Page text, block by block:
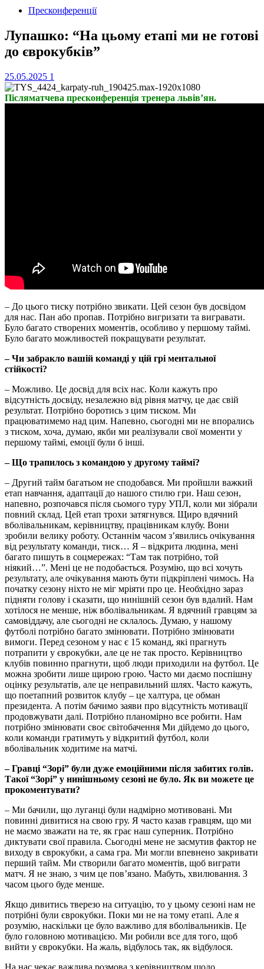
Пресконференції
Лупашко: “На цьому етапі ми не готові
до єврокубків”
25.05.2025 1
Післяматчева пресконференція тренера львів’ян.
– До цього тиску потрібно звикати. Цей сезон був досвідом
для нас. Пан або пропав. Потрібно вигризати та вигравати.
Було багато створених моментів, особливо у першому таймі.
Було багато можливостей покращувати результат.
– Чи забракло вашій команді у цій грі ментальної
стійкості?
– Можливо. Це досвід для всіх нас. Коли кажуть про
відсутність досвіду, незалежно від рівня матчу, це дає свій
результат. Потрібно боротись з цим тиском. Ми
працюватимемо над цим. Напевно, сьогодні ми не впорались
з тиском, хоча, думаю, якби ми реалізували свої моменти у
першому таймі, емоції були б інші.
– Що трапилось з командою у другому таймі?
– Другий тайм багатьом не сподобався. Ми пройшли важкий
етап навчання, адаптації до нашого стилю гри. Наш сезон,
напевно, розпочався після сьомого туру УПЛ, коли ми зібрали
повний склад. Цей етап трохи затягнувся. Щиро вдячний
вболівальникам, керівництву, працівникам клубу. Вони
зробили велику роботу. Останнім часом з’явились очікування
від результату команди, тиск… Я – відкрита людина, мені
багато пишуть в соцмережах: “Там так потрібно, той
ніякий…”. Мені це не подобається. Розумію, що всі хочуть
результату, але очікування мають бути підкріплені чимось. На
початку сезону ніхто не міг мріяти про це. Необхідно зараз
підняти голову і сказати, що нинішній сезон був вдалий. Нам
хотілося не менше, ніж вболівальникам. Я вдячний гравцям за
самовіддачу, але сьогодні не склалось. Думаю, у нашому
футболі потрібно багато змінювати. Потрібно змінювати
вимоги. Перед сезоном у нас є 15 команд, які прагнуть
потрапити у єврокубки, але це не так просто. Керівництво
клубів повинно прагнути, щоб люди приходили на футбол. Це
можна зробити лише щирою грою. Часто ми даємо поспішну
оцінку результатів, але це неправильний шлях. Часто кажуть,
що поетапний розвиток клубу – це халтура, це обман
президента. А потім бачимо заяви про відсутність мотивації
продовжувати далі. Потрібно планомірно все робити. Нам
потрібно змінювати своє світобачення Ми дійдемо до цього,
коли команди гратимуть у відкритий футбол, коли
вболівальник ходитиме на матчі.
– Гравці “Зорі” були дуже емоційними після забитих голів.
Такої “Зорі” у нинішньому сезоні не було. Як ви можете це
прокоментувати?
– Ми бачили, що луганці були надмірно мотивовані. Ми
повинні дивитися на свою гру. Я часто казав гравцям, що ми
не маємо зважати на те, як грає наш суперник. Потрібно
диктувати свої правила. Сьогодні мене не засмутив фактор не
виходу в єврокубки, а сама гра. Ми могли впевнено закривати
перший тайм. Ми створили багато моментів, щоб виграти
матч. Я не знаю, з чим це пов’язано. Мабуть, хвилювання. З
часом цього буде менше.
Якщо дивитись тверезо на ситуацію, то у цьому сезоні нам не
потрібні були єврокубки. Поки ми не на тому етапі. Але я
розумію, наскільки це було важливо для вболівальників. Це
було головною мотивацією. Ми робили все для того, щоб
вийти у єврокубки. На жаль, відбулось так, як відбулося.
На нас чекає важлива розмова з керівництвом щодо